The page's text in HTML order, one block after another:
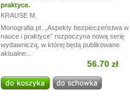
praktyce.
KRAUSE M.
Monografia pt. „Aspekty bezpieczeństwa w
nauce i praktyce” rozpoczyna nową serię
wydawniczą, w której będą publikowane
aktualne...
56.70 zł